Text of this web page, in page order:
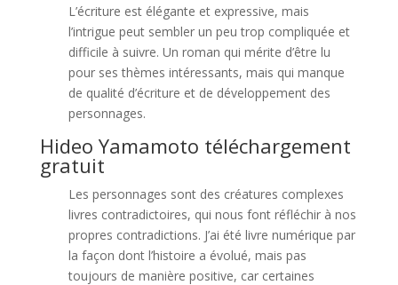
L’écriture est élégante et expressive, mais
l’intrigue peut sembler un peu trop compliquée et
difficile à suivre. Un roman qui mérite d’être lu
pour ses thèmes intéressants, mais qui manque
de qualité d’écriture et de développement des
personnages.
Hideo Yamamoto téléchargement
gratuit
Les personnages sont des créatures complexes
livres contradictoires, qui nous font réfléchir à nos
propres contradictions. J’ai été livre numérique par
la façon dont l’histoire a évolué, mais pas
toujours de manière positive, car certaines